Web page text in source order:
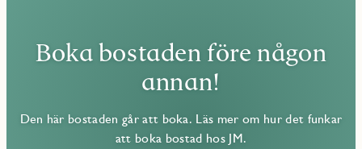
Boka bostaden före någon
annan!
Den här bostaden går att boka. Läs mer om hur det funkar
att boka bostad hos JM.